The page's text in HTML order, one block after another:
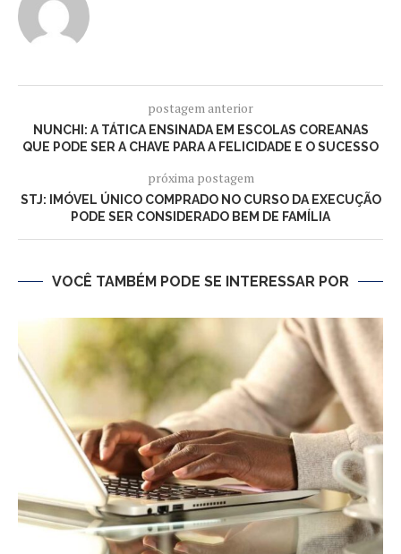
postagem anterior
NUNCHI: A TÁTICA ENSINADA EM ESCOLAS COREANAS
QUE PODE SER A CHAVE PARA A FELICIDADE E O SUCESSO
próxima postagem
STJ: IMÓVEL ÚNICO COMPRADO NO CURSO DA EXECUÇÃO
PODE SER CONSIDERADO BEM DE FAMÍLIA
VOCÊ TAMBÉM PODE SE INTERESSAR POR